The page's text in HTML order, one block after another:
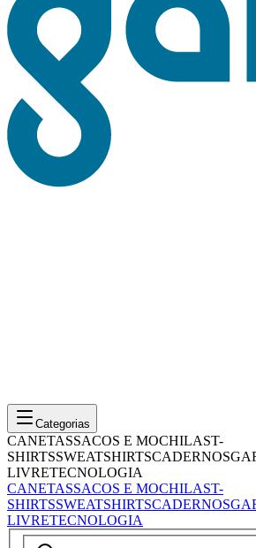
Categorias
CANETASSACOS E MOCHILAST-
SHIRTSSWEATSHIRTSCADERNOS
LIVRETECNOLOGIA
CANETASSACOS E MOCHILAST-
SHIRTSSWEATSHIRTSCADERNOS
LIVRETECNOLOGIA